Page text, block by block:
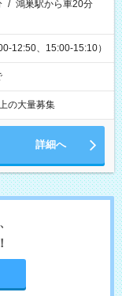
/ 鴻巣駅から車20分
12:50、15:00-15:10）
の大量募集
詳細へ